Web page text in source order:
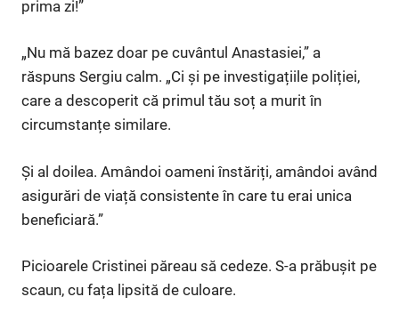
prima zi!”
„Nu mă bazez doar pe cuvântul Anastasiei,” a
răspuns Sergiu calm. „Ci și pe investigațiile poliției,
care a descoperit că primul tău soț a murit în
circumstanțe similare.
Și al doilea. Amândoi oameni înstăriți, amândoi având
asigurări de viață consistente în care tu erai unica
beneficiară.”
Picioarele Cristinei păreau să cedeze. S-a prăbușit pe
scaun, cu fața lipsită de culoare.